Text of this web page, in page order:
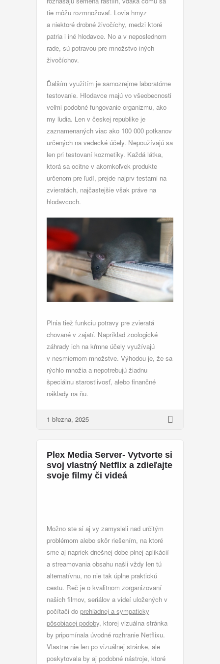
tie môžu rozmnožovať. Lovia hmyz
a niektoré drobné živočíchy, medzi ktoré
patria i iné hlodavce. No a v neposlednom
rade, sú potravou pre množstvo iných
živočíchov.
Ďalším využitím je samozrejme laboratórne
testovanie. Hlodavce majú vo všeobecnosti
veľmi podobné fungovanie organizmu, ako
my ľudia. Len v českej republike je
zaznamenaných viac ako 100 000 potkanov
určených na vedecké účely. Nepoužívajú sa
len pri testovaní kozmetiky. Každá látka,
ktorá sa ocitne v akomkoľvek produkte
určenom pre ľudí, prejde najprv testami na
zvieratách, najčastejšie však práve na
hlodavcoch.
Plnia tiež funkciu potravy pre zvieratá
chované v zajatí. Napríklad zoologické
záhrady ich na kŕmne účely využívajú
v nesmiernom množstve. Výhodou je, že sa
rýchlo množia a nepotrebujú žiadnu
špeciálnu starostlivosť, alebo finančné
náklady na ňu.
1 března, 2025
Plex Media Server- Vytvorte si
svoj vlastný Netflix a zdieľajte
svoje filmy či videá
Možno ste si aj vy zamysleli nad určitým
problémom alebo skôr riešením, na ktoré
sme aj napriek dnešnej dobe plnej aplikácií
a streamovania obsahu našli vždy len tú
alternatívnu, no nie tak úplne praktickú
cestu. Reč je o kvalitnom zorganizovaní
našich filmov, seriálov a videí uložených v
počítači do prehľadnej a sympaticky
pôsobiacej podoby, ktorej vizuálna stránka
by pripomínala úvodné rozhranie Netflixu.
Vlastne nie len po vizuálnej stránke, ale
poskytovala by aj podobné nástroje, ktoré